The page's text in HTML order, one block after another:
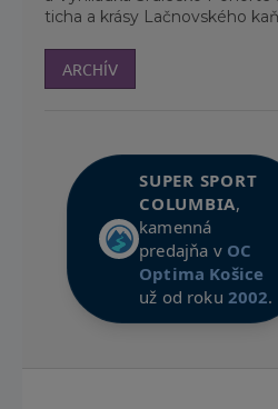
ticha a krásy Lačnovského
ARCHÍV
SUPER SPORT
COLUMBIA,
kamenná
predajňa v OC
Optima Košice
už od roku 2002.